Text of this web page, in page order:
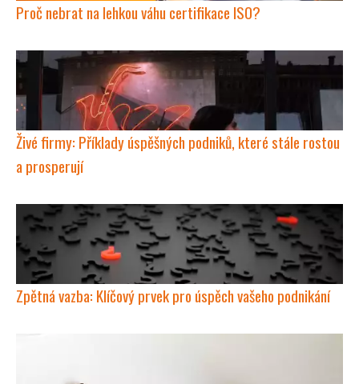
Proč nebrat na lehkou váhu certifikace ISO?
Živé firmy: Příklady úspěšných podniků, které stále rostou
a prosperují
Zpětná vazba: Klíčový prvek pro úspěch vašeho podnikání